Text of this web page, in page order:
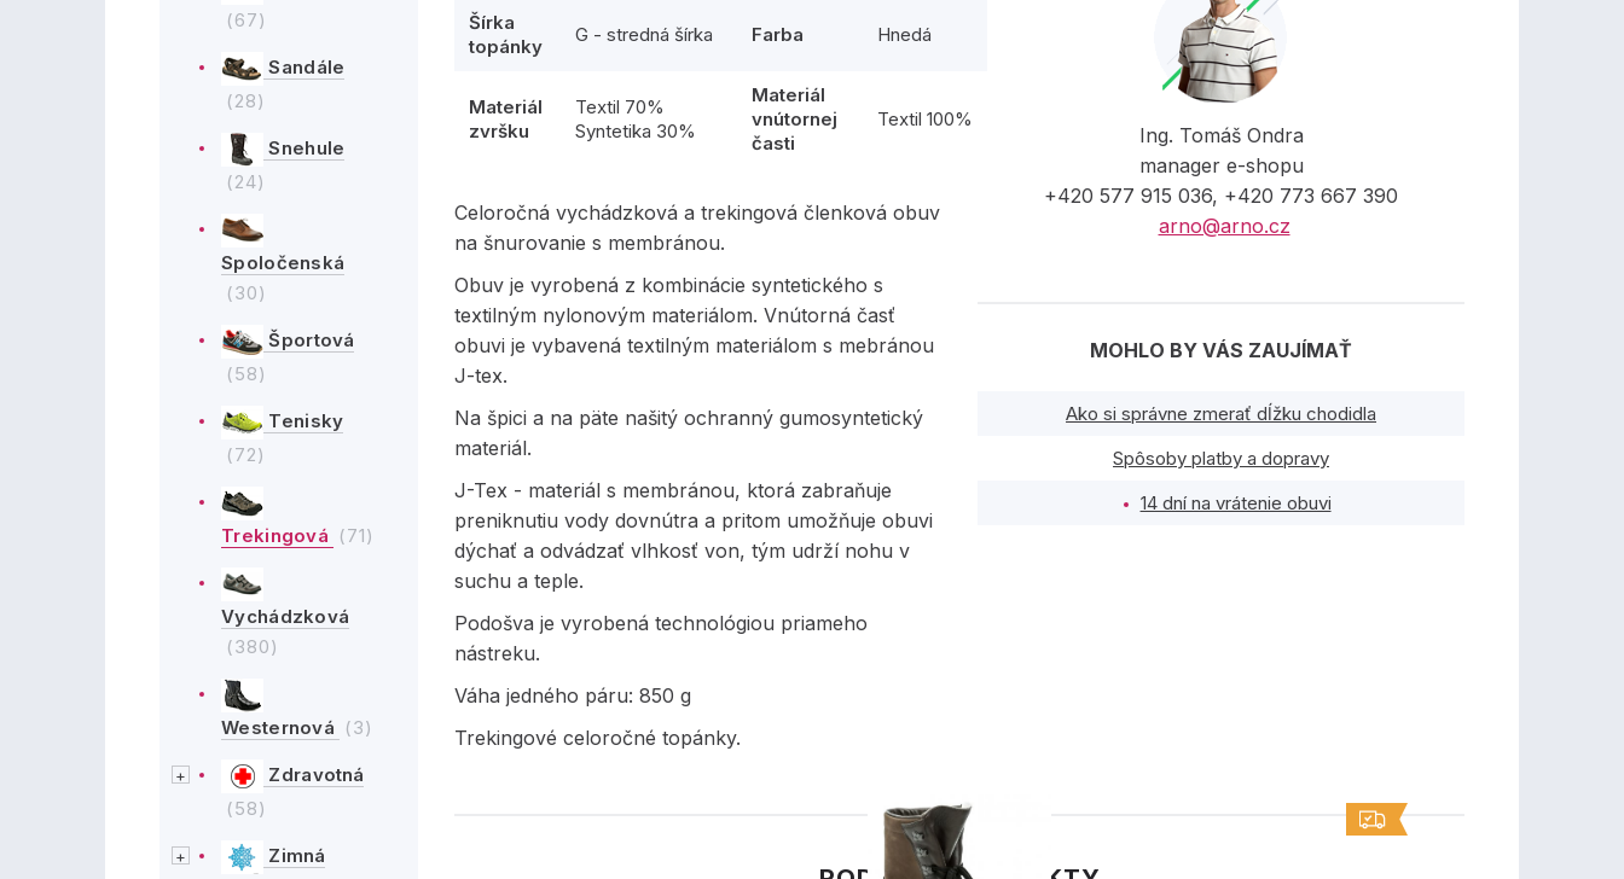
(67)
Sandále
(28)
Snehule
(24)
Spoločenská
(30)
Športová
(58)
Tenisky
(72)
Trekingová (71)
Vychádzková
(380)
Westernová (3)
Zdravotná
(58)
Zimná
Šírka
topánky
G - stredná šírka Farba Hnedá
Materiál
zvršku
Textil 70%
Syntetika 30%
Materiál
vnútornej
časti
Textil 100%
Celoročná vychádzková a trekingová členková obuv
na šnurovanie s membránou.
Obuv je vyrobená z kombinácie syntetického s
textilným nylonovým materiálom. Vnútorná časť
obuvi je vybavená textilným materiálom s mebránou
J-tex.
Na špici a na päte našitý ochranný gumosyntetický
materiál.
J-Tex - materiál s membránou, ktorá zabraňuje
preniknutiu vody dovnútra a pritom umožňuje obuvi
dýchať a odvádzať vlhkosť von, tým udrží nohu v
suchu a teple.
Podošva je vyrobená technológiou priameho
nástreku.
Váha jedného páru: 850 g
Trekingové celoročné topánky.
Ing. Tomáš Ondra
manager e-shopu
+420 577 915 036, +420 773 667 390
arno@arno.cz
MOHLO BY VÁS ZAUJÍMAŤ
Ako si správne zmerať dĺžku chodidla
Spôsoby platby a dopravy
14 dní na vrátenie obuvi